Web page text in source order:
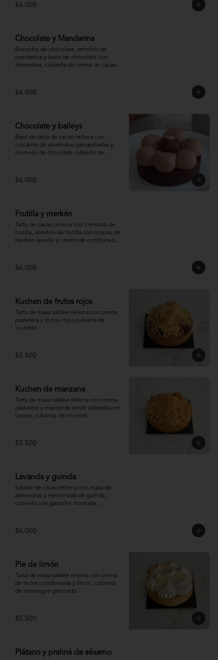
$6.000
Chocolate y Mandarina
Bizcocho de chocolate, semifrío de
mandarina y baño de chocolate con
almendras, cubierta de crema de cacao y
$6.000
Chocolate y baileys
Base de tarta de cacao rellena con
crocante de almendras garrapiñadas y
cremoso de chocolate cubierta de
$6.000
Frutilla y merkén
Tarta de cacao rellena con cremoso de
frutilla, semifrío de frutilla con toques de
merkén sureño y centro de confitura de
$6.000
Kuchen de frutos rojos
Tarta de masa sablée rellena con crema
pastelera y frutos rojos,cubierta de
crumble
$5.500
Kuchen de manzana
Tarta de masa sablée rellena con crema
pastelera y manzanas verde salteada con
canela, cubierta de crumble
$5.500
Lavanda y guinda
Sablée de cacao rellena con masa de
almendras y mermelada de guinda,
cubierta con ganache montada
$6.000
Pie de limón
Tarta de masa sablée rellena con crema
de leche condensada y limón, cubierta
de merengue gratinado
$5.500
Plátano y praliné de sésamo